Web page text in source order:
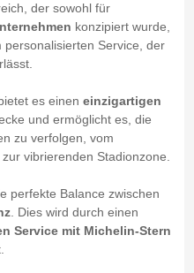
der sowohl für
konzipiert wurde,
personalisierten Service, der
es einen einzigartigen
und ermöglicht es, die
zu verfolgen, vom
vibrierenden Stadionzone.
perfekte Balance zwischen
. Dies wird durch einen
Service mit Michelin-Stern